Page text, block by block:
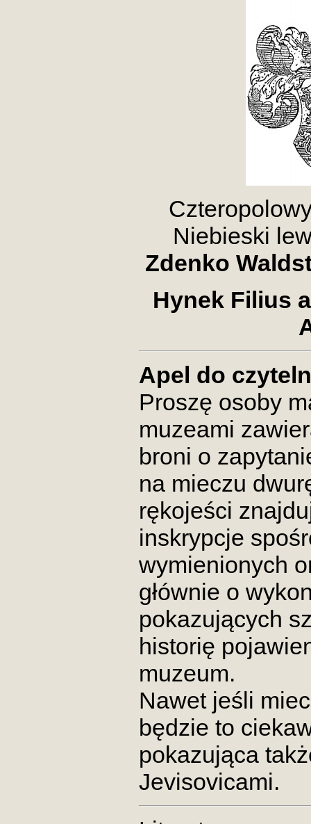
Niebieski
Zdenko
Hynek Filius
Apel do
Proszę osoby
muzeami
broni o
na mieczu
rękojeści
inskrypcje
wymienionych
głównie o
pokazujących
historię
muzeum.
Nawet jeśli
będzie to
pokazująca
Jevisovicami.